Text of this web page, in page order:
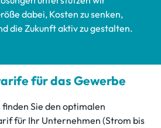
dabei, Kosten zu senken,
die Zukunft aktiv zu gestalten.
für das Gewerbe
Sie den optimalen
für Ihr Unternehmen (Strom bis